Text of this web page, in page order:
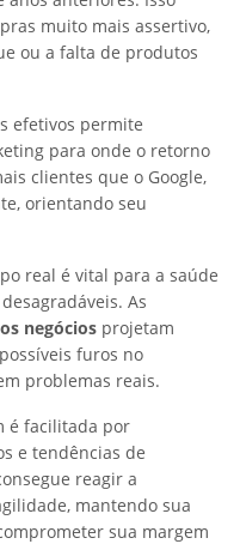
muito mais assertivo,
ou a falta de produtos
efetivos permite
para onde o retorno
clientes que o Google,
orientando seu
real é vital para a saúde
As
negócios projetam
furos no
problemas reais.
é facilitada por
e tendências de
reagir a
mantendo sua
sua margem